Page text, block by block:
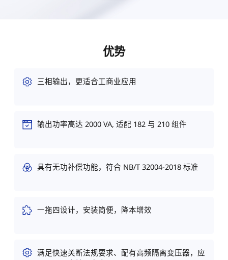
优势
三相输出，更适合工商业应用
输出功率高达 2000 VA, 适配 182 与 210 组件
具有无功补偿功能，符合 NB/T 32004-2018 标准
一拖四设计，安装简便，降本增效
满足快速关断法规要求、配有高频隔离变压器，应